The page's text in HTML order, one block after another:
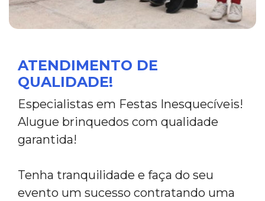
ATENDIMENTO DE
QUALIDADE!
Especialistas em Festas Inesquecíveis!
Alugue brinquedos com qualidade
garantida!
Tenha tranquilidade e faça do seu
evento um sucesso contratando uma